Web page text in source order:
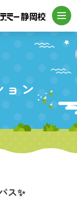
ョン
ス✨